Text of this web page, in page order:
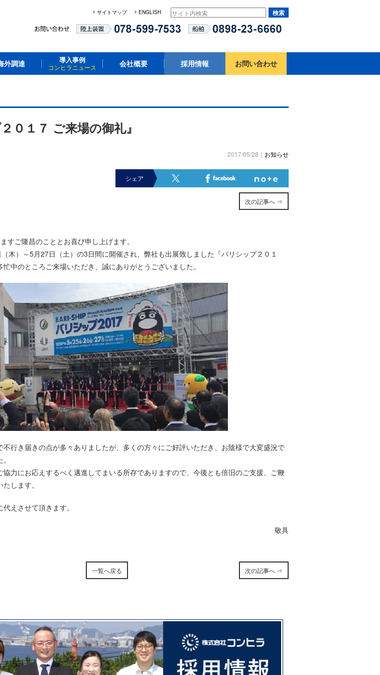
サイトマップ ENGLISH
外調達 導入事例
コンヒラニュース 会社概要 採用情報 お問い合わせ
０１７ ご来場の御礼』
2017/05/28｜ お知らせ
シェア
次の記事へ ⇒
すご隆昌のこととお喜び申し上げます。
木）～5月27日（土）の3日間に開催され、弊社も出展致しました『バリシップ２０１
忙中のところご来場いただき、誠にありがとうございました。
不行き届きの点が多々ありましたが、多くの方々にご好評いただき、お陰様で大変盛況で
協力にお応えするべく邁進してまいる所存でありますので、今後とも倍旧のご支援、ご鞭
します。
えさせて頂きます。
敬具
一覧へ戻る 次の記事へ ⇒